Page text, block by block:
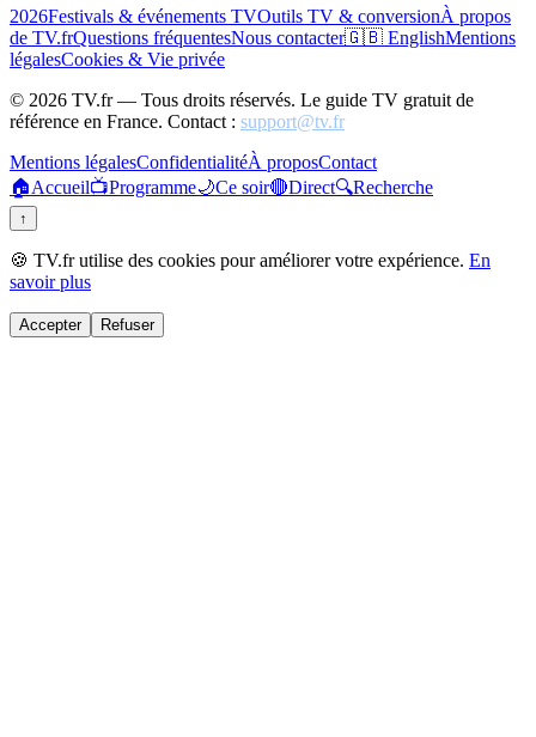
2026Festivals & événements TVOutils TV & conversionÀ propos
de TV.frQuestions fréquentesNous contacter🇬🇧 EnglishMentions
légalesCookies & Vie privée
© 2026 TV.fr — Tous droits réservés. Le guide TV gratuit de
référence en France. Contact : support@tv.fr
Mentions légalesConfidentialitéÀ proposContact
🏠Accueil📺Programme🌙Ce soir🔴Direct🔍Recherche
↑
🍪 TV.fr utilise des cookies pour améliorer votre expérience. En
savoir plus
Accepter Refuser